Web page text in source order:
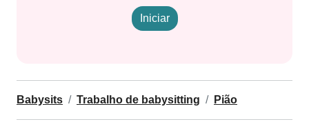
Iniciar
Babysits Trabalho de babysitting Pião